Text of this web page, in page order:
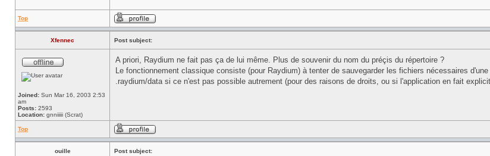
Top
Xfennec Post subject:
Joined: Sun Mar 16, 2003 2:53
am
Posts: 2593
Location: gnniiiii (Scrat)
A priori, Raydium ne fait pas ça de lui même. Plus de souvenir du nom du préçis du répertoire ?
Le fonctionnement classique consiste (pour Raydium) à tenter de sauvegarder les fichiers nécessaires
.raydium/data si ce n'est pas possible autrement (pour des raisons de droits, ou si l'application en fait
Top
ouille Post subject: